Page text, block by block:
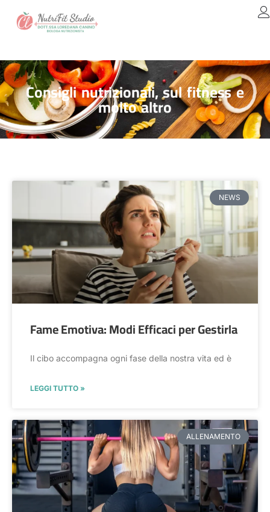
Consigli nutrizionali, sul fitness e
molto altro
NEWS
Fame Emotiva: Modi Efficaci per Gestirla
Il cibo accompagna ogni fase della nostra vita ed è
LEGGI TUTTO »
ALLENAMENTO